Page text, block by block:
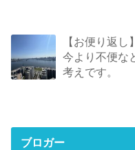
【お便り返
今より不便な
考えです。
ブロガー